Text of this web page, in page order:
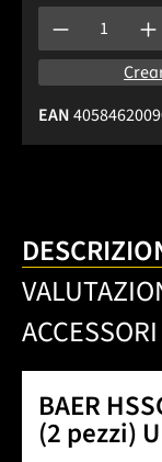
Quantità del
EAN
ACCESSORI
BAER
(2 pezzi)